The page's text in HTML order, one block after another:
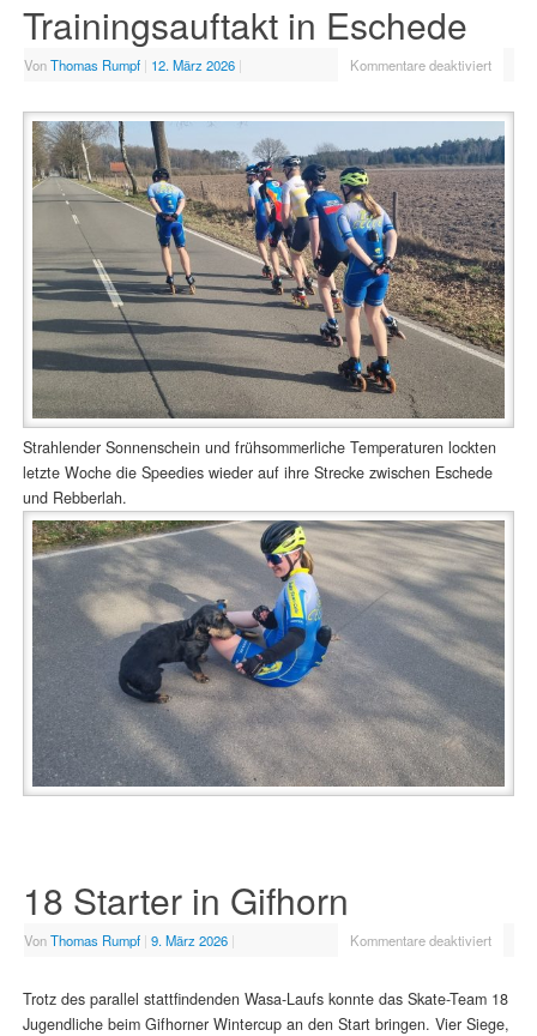
Trainingsauftakt in Eschede
VonThomas Rumpf | 12. März 2026 | Kommentare deaktiviert
Strahlender Sonnenschein und frühsommerliche Temperaturen lockten
letzte Woche die Speedies wieder auf ihre Strecke zwischen Eschede
und Rebberlah.
18 Starter in Gifhorn
VonThomas Rumpf | 9. März 2026 | Kommentare deaktiviert
Trotz des parallel stattfindenden Wasa-Laufs konnte das Skate-Team 18
Jugendliche beim Gifhorner Wintercup an den Start bringen. Vier Siege,